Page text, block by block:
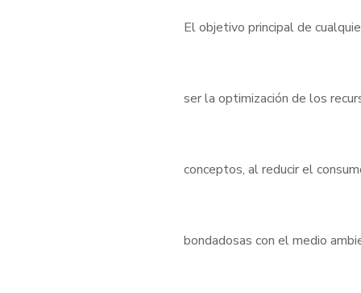
El objetivo principal de
ser la optimización de los
conceptos, al reducir el
bondadosas con el medio